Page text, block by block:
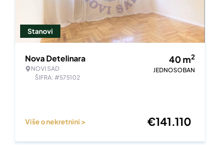
Stanovi
Nova Detelinara
NOVI SAD
ŠIFRA: #575102
40 m2
JEDNOSOBAN
Više o nekretnini > €141.110